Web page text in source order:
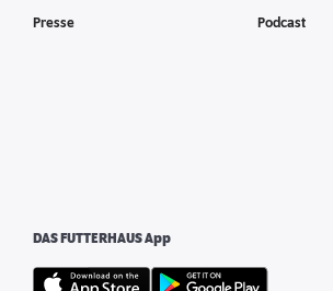
Presse Podcast
DAS FUTTERHAUS App